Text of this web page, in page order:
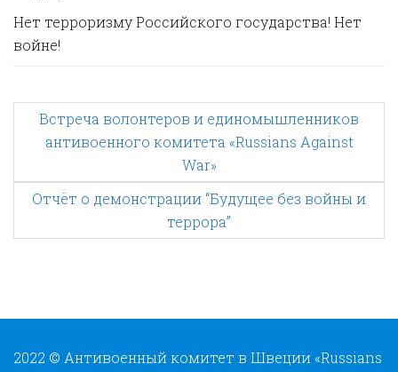
Нет терроризму Российского государства! Нет
войне!
P
o
s
n
Встреча волонтеров и единомышленников
антивоенного комитета «Russians Against
War»
Отчёт о демонстрации “Будущее без войны и
террора”
2022 © Антивоенный комитет в Швеции «Russians